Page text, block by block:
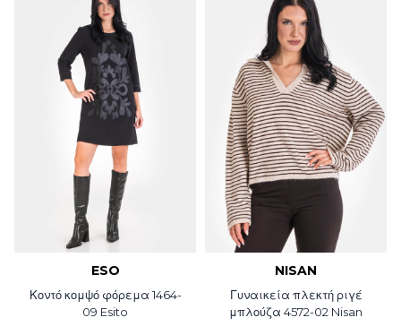
ESO
Κοντό κομψό φόρεμα 1464-
09 Esito
NISAN
Γυναικεία πλεκτή ριγέ
μπλούζα 4572-02 Nisan